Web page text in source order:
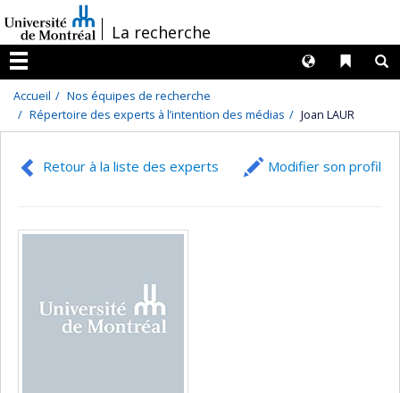
au
contenu
/La recherche
Menu
Liens
Langues
Accueil
Nos équipes de recherche
Répertoire des experts à l’intention des médias
Joan LAUR
Retour à la liste des experts Modifier son profil